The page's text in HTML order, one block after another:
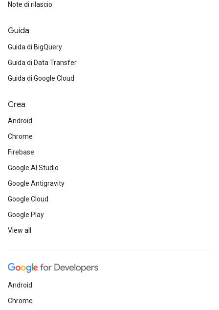
Note di rilascio
Guida
Guida di BigQuery
Guida di Data Transfer
Guida di Google Cloud
Crea
Android
Chrome
Firebase
Google AI Studio
Google Antigravity
Google Cloud
Google Play
View all
Android
Chrome